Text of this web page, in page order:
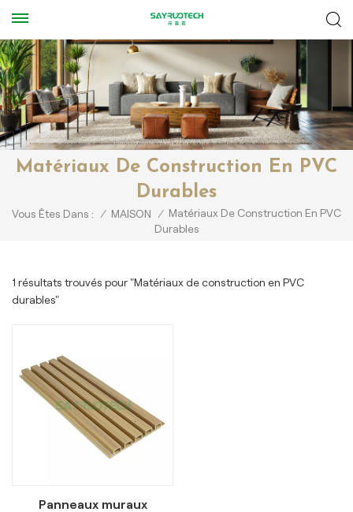
Matériaux De Construction En PVC
Durables
Vous Êtes Dans : / MAISON / Matériaux De Construction En PVC
Durables
1 résultats trouvés pour "Matériaux de construction en PVC
durables"
Panneaux muraux